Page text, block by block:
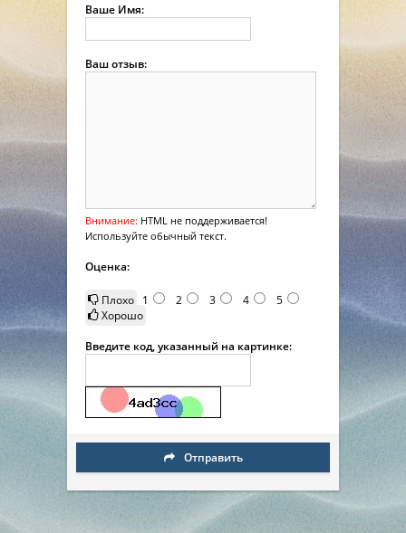
Ваше Имя:
Ваш отзыв:
Внимание: HTML не поддерживается!
Используйте обычный текст.
Оценка:
Плохо 1 2 3 4
5
Хорошо
Введите код, указанный на картинке:
Отправить